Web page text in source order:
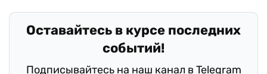
Оставайтесь в курсе последних
событий!
Подписывайтесь на наш канал в Telegram